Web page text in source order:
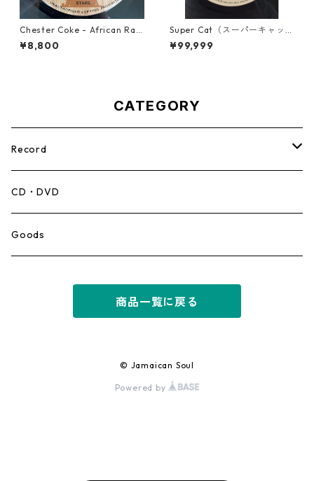
Chester Coke - African Rac
e【7-21819】
¥8,800
Super Cat（スーパーキャッ
ト） - Don Dada【7inch】
¥99,999
CATEGORY
Record
Mento,Calypso,Ballad
Ska
CD・DVD
Goods
商品一覧に戻る
© Jamaican Soul
Powered by